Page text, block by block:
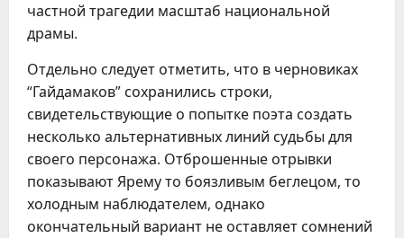
частной трагедии масштаб национальной
драмы.
Отдельно следует отметить, что в черновиках
“Гайдамаков” сохранились строки,
свидетельствующие о попытке поэта создать
несколько альтернативных линий судьбы для
своего персонажа. Отброшенные отрывки
показывают Ярему то боязливым беглецом, то
холодным наблюдателем, однако
окончательный вариант не оставляет сомнений